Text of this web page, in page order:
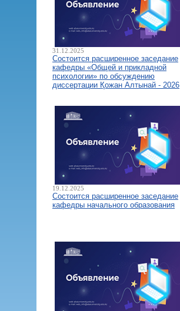
31.12.2025
Состоится расширенное заседание
кафедры «Общей и прикладной
психологии» по обсуждению
диссертации Қожан Алтынай - 2026
19.12.2025
Состоится расширенное заседание
кафедры начального образования